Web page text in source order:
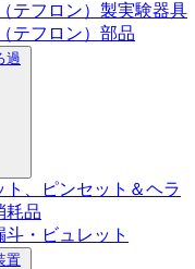
テフロン）製実験器具
テフロン）部品
過
ト、ピンセット＆ヘラ
耗品
斗・ビュレット
置